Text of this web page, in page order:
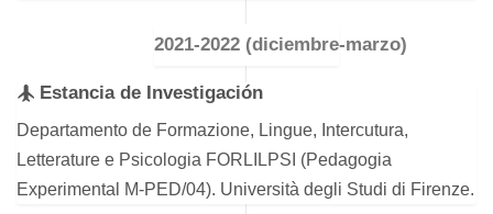
2021-2022 (diciembre-marzo)
Estancia de Investigación
Departamento de Formazione, Lingue, Intercutura,
Letterature e Psicologia FORLILPSI (Pedagogia
Experimental M-PED/04). Università degli Studi di Firenze.